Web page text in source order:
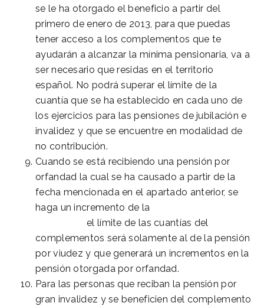
se le ha otorgado el beneficio a partir del
primero de enero de 2013, para que puedas
tener acceso a los complementos que te
ayudarán a alcanzar la mínima pensionaria, va a
ser necesario que residas en el territorio
español. No podrá superar el límite de la
cuantía que se ha establecido en cada uno de
los ejercicios para las pensiones de jubilación e
invalidez y que se encuentre en modalidad de
no contribución.
Cuando se está recibiendo una pensión por
orfandad la cual se ha causado a partir de la
fecha mencionada en el apartado anterior, se
haga un incremento de la
el límite de las cuantías del
complementos será solamente al de la pensión
por viudez y que generará un incrementos en la
pensión otorgada por orfandad.
Para las personas que reciban la pensión por
gran invalidez y se beneficien del complemento